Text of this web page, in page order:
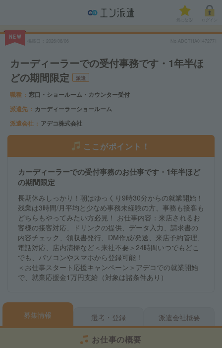
気になる!
NEW
No.ADCTHA01472771
カーディーラーでの受付事務です・1年半ほ
どの期間限定
派遣
職種
窓口・ショールーム・カウンター受付
派遣先
カーディーラーショールーム
派遣会社
アデコ株式会社
ここがポイント！
カーディーラーでの受付事務のお仕事です・1年半ほど
の期間限定
長期休みしっかり！朝はゆっくり9時30分からの就業開始！
残業は3時間/月平均と少なめ事務未経験の方、事務も接客も
どちらもやってみたい方必見！ お仕事内容：来店されるお
客様の接客対応、ドリンクの提供、データ入力、請求書の
内容チェック、領収書発行、DM作成/発送、来店予約管理、
電話対応、店内清掃など＜来社不要＞24時間いつでもどこ
でも、パソコンやスマホから登録可能！
＜お仕事スタート応援キャンペーン＞アデコでの就業開始
で、就業応援金1万円支給（対象は諸条件あり）
募集情報 選考・登録 派遣会社概要
お仕事の概要